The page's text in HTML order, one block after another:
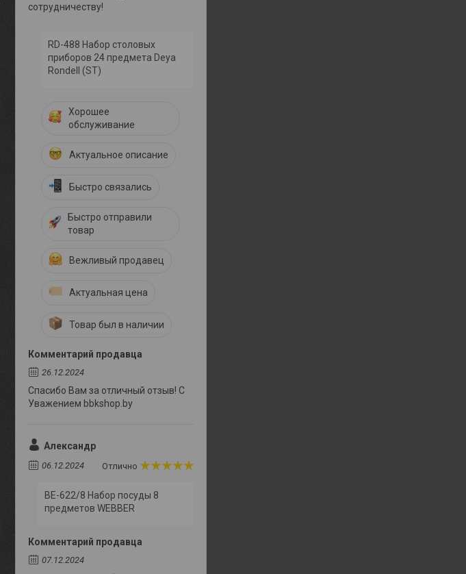
сотрудничеству!
RD-488 Набор столовых
приборов 24 предмета Deya
Rondell (ST)
Хорошее
обслуживание
Актуальное описание
Быстро связались
Быстро отправили
товар
Вежливый продавец
Актуальная цена
Товар был в наличии
Комментарий продавца
26.12.2024
Спасибо Вам за отличный отзыв! С
Уважением bbkshop.by
Александр
06.12.2024 Отлично
BE-622/8 Набор посуды 8
предметов WEBBER
Комментарий продавца
07.12.2024